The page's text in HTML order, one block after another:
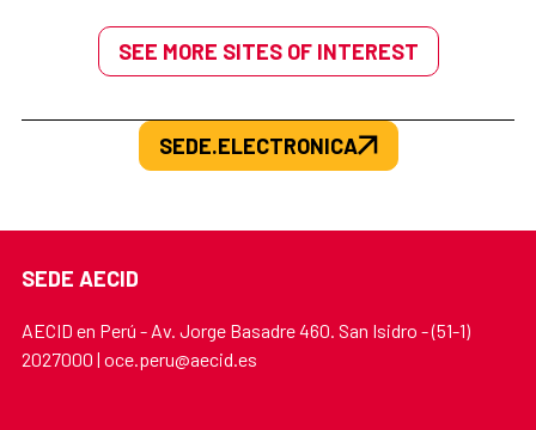
SEE MORE SITES OF INTEREST
SEDE.ELECTRONICA
SEDE AECID
AECID en Perú - Av. Jorge Basadre 460. San Isidro - (51-1)
2027000 | oce.peru@aecid.es